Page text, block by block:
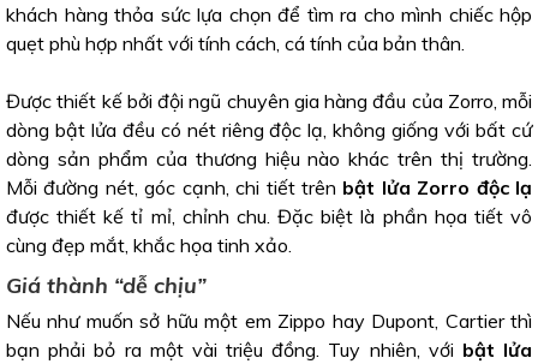
khách hàng thỏa sức lựa chọn để tìm ra cho mình chiếc hộp
quẹt phù hợp nhất với tính cách, cá tính của bản thân.
Được thiết kế bởi đội ngũ chuyên gia hàng đầu của Zorro, mỗi
dòng bật lửa đều có nét riêng độc lạ, không giống với bất cứ
dòng sản phẩm của thương hiệu nào khác trên thị trường.
Mỗi đường nét, góc cạnh, chi tiết trên bật lửa Zorro độc lạ
được thiết kế tỉ mỉ, chỉnh chu. Đặc biệt là phần họa tiết vô
cùng đẹp mắt, khắc họa tinh xảo.
Giá thành “dễ chịu”
Nếu như muốn sở hữu một em Zippo hay Dupont, Cartier thì
bạn phải bỏ ra một vài triệu đồng. Tuy nhiên, với bật lửa